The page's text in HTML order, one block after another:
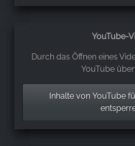
YouTube-
Durch das Öffnen eines
YouTube
Inhalte von YouTube